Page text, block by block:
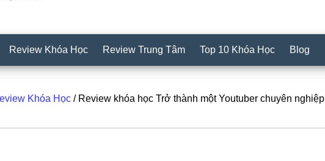
Review Khóa Học Review Trung Tâm Top 10 Khóa Học Blog
Khóa Học /Review khóa học Trở thành một Youtuber chuyên nghiệp